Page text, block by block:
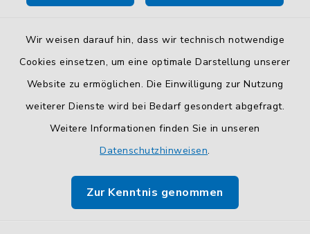
Wir weisen darauf hin, dass wir technisch notwendige
Cookies einsetzen, um eine optimale Darstellung unserer
Website zu ermöglichen. Die Einwilligung zur Nutzung
weiterer Dienste wird bei Bedarf gesondert abgefragt.
Weitere Informationen finden Sie in unseren
Datenschutzhinweisen.
Zur Kenntnis genommen
Barrierefreiheit
Impressum